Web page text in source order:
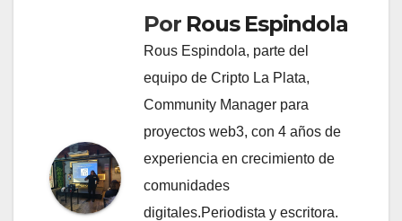
Por Rous Espindola
Rous Espindola, parte del
equipo de Cripto La Plata,
Community Manager para
proyectos web3, con 4 años de
experiencia en crecimiento de
comunidades
digitales.Periodista y escritora.